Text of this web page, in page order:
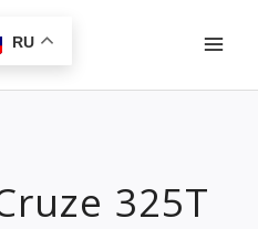
RU
325T